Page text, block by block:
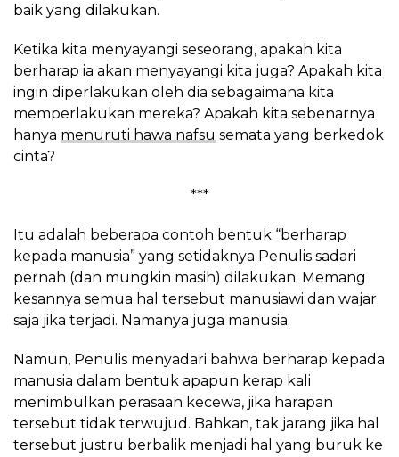
baik yang dilakukan.
Ketika kita menyayangi seseorang, apakah kita
berharap ia akan menyayangi kita juga? Apakah kita
ingin diperlakukan oleh dia sebagaimana kita
memperlakukan mereka? Apakah kita sebenarnya
hanya menuruti hawa nafsu semata yang berkedok
cinta?
***
Itu adalah beberapa contoh bentuk “berharap
kepada manusia” yang setidaknya Penulis sadari
pernah (dan mungkin masih) dilakukan. Memang
kesannya semua hal tersebut manusiawi dan wajar
saja jika terjadi. Namanya juga manusia.
Namun, Penulis menyadari bahwa berharap kepada
manusia dalam bentuk apapun kerap kali
menimbulkan perasaan kecewa, jika harapan
tersebut tidak terwujud. Bahkan, tak jarang jika hal
tersebut justru berbalik menjadi hal yang buruk ke